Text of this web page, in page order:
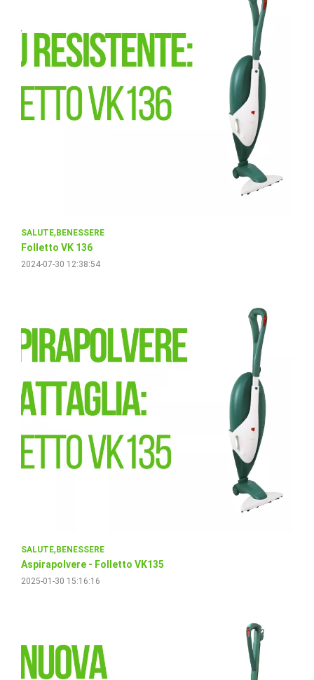
SALUTE BENESSERE
Folletto VK 136
2024-07-30 12:38:54
SALUTE BENESSERE
Aspirapolvere - Folletto VK135
2025-01-30 15:16:16